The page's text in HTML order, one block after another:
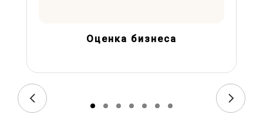
Оценка бизнеса